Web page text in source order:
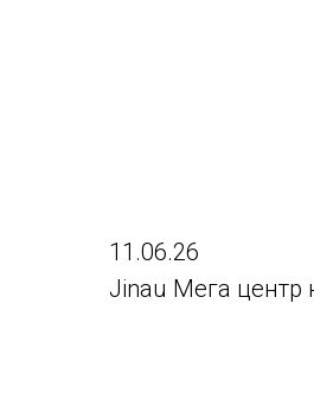
11.06.26
Jinau Мега центр